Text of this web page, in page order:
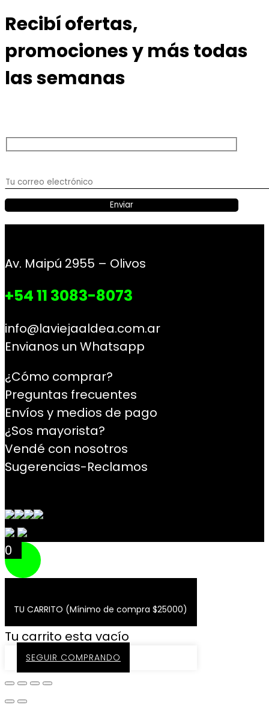
Recibí ofertas,
promociones y más todas
las semanas
Av. Maipú 2955 – Olivos
+54 11 3083-8073
info@laviejaaldea.com.ar
Envianos un Whatsapp
¿Cómo comprar?
Preguntas frecuentes
Envíos y medios de pago
¿Sos mayorista?
Vendé con nosotros
Sugerencias-Reclamos
0
TU CARRITO (Mínimo de compra $25000)
Tu carrito esta vacío
SEGUIR COMPRANDO